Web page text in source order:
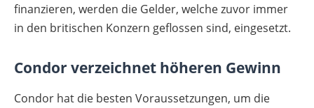
finanzieren, werden die Gelder, welche zuvor immer
in den britischen Konzern geflossen sind, eingesetzt.
Condor verzeichnet höheren Gewinn
Condor hat die besten Voraussetzungen, um die